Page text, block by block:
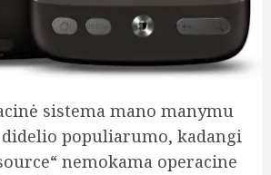
sistema mano manymu
populiarumo, kadangi
nemokama operacine